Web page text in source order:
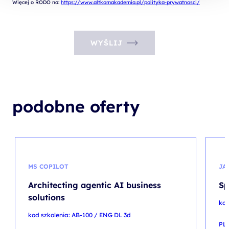
Więcej o RODO na: https://www.altkomakademia.pl/polityka-prywatnosci/
WYŚLIJ
podobne oferty
MS COPILOT
Architecting agentic AI business
solutions
kod szkolenia: AB-100 / ENG DL 3d
PL